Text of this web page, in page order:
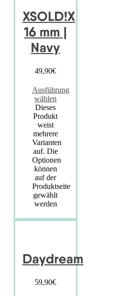
XSOLD!X
16 mm |
Navy
49,90€
Ausführung
wählen
Dieses
Produkt
weist
mehrere
Varianten
auf. Die
Optionen
können
auf der
Produktseite
gewählt
werden
Daydream
59,90€